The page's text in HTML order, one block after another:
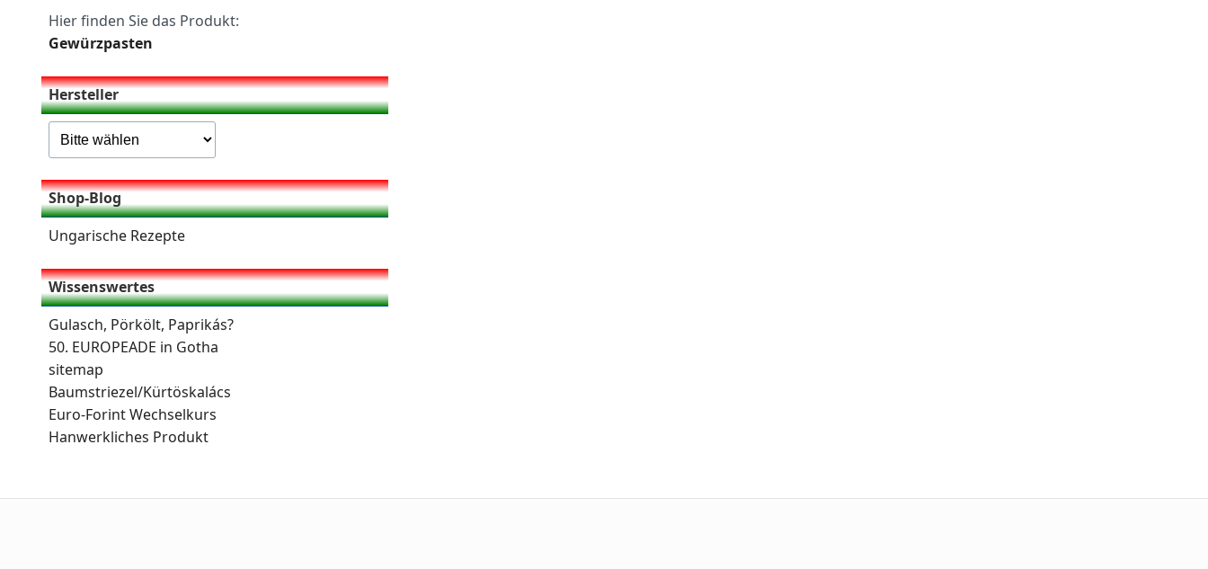
Hier finden Sie das Produkt:
Gewürzpasten
Hersteller
Shop-Blog
Ungarische Rezepte
Wissenswertes
Gulasch, Pörkölt, Paprikás?
50. EUROPEADE in Gotha
sitemap
Baumstriezel/Kürtöskalács
Euro-Forint Wechselkurs
Hanwerkliches Produkt